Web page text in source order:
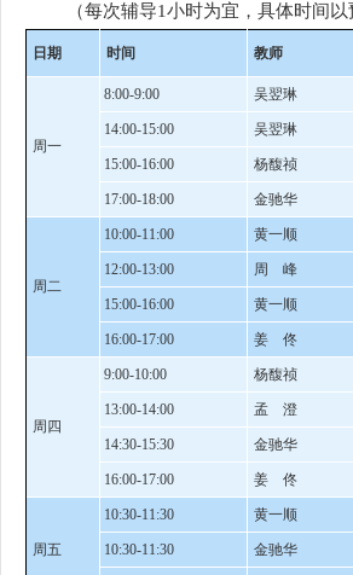
（每次辅导1小时为宜，具体时间以
日期 时间 教师
周一
8:00-9:00 吴翌琳
14:00-15:00 吴翌琳
15:00-16:00 杨馥祯
17:00-18:00 金驰华
周二
10:00-11:00 黄一顺
12:00-13:00 周 峰
15:00-16:00 黄一顺
16:00-17:00 姜 佟
周四
9:00-10:00 杨馥祯
13:00-14:00 孟 澄
14:30-15:30 金驰华
16:00-17:00 姜 佟
周五
10:30-11:30 黄一顺
10:30-11:30 金驰华